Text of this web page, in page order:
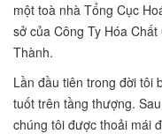
một toà nhà Tổng Cục
sở của Công Ty Hóa
Thành.
Lần đầu tiên trong đời tôi
tuốt trên tầng thượng.
chúng tôi được thoải mái